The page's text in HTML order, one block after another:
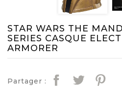
STAR WARS THE
SERIES CASQUE
ARMORER
Partager :